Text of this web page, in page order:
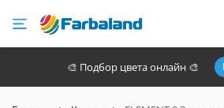
🎨 Подбор цвета онлайн 🎨